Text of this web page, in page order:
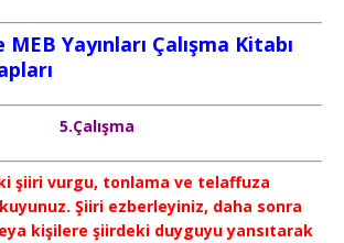
MEB Yayınları Çalışma Kitabı
5.Çalışma
şiiri vurgu, tonlama ve telaffuza
Şiiri ezberleyiniz, daha sonra
kişilere şiirdeki duyguyu yansıtarak